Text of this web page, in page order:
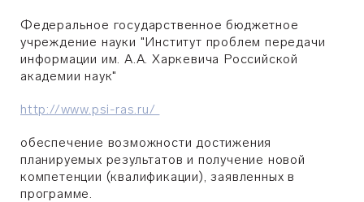
Федеральное государственное бюджетное
учреждение науки "Институт проблем передачи
информации им. А.А. Харкевича Российской
академии наук"
http://www.psi-ras.ru/
обеспечение возможности достижения
планируемых результатов и получение новой
компетенции (квалификации), заявленных в
программе.